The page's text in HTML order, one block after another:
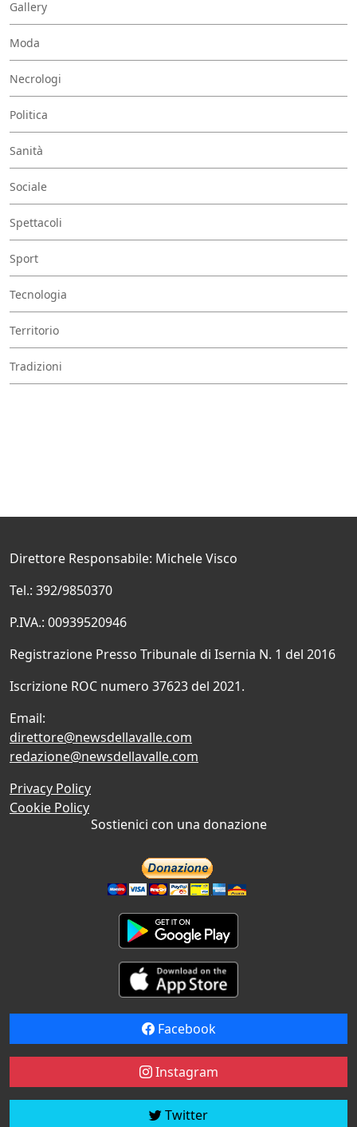
Gallery
Moda
Necrologi
Politica
Sanità
Sociale
Spettacoli
Sport
Tecnologia
Territorio
Tradizioni
Direttore Responsabile: Michele Visco
Tel.: 392/9850370
P.IVA.: 00939520946
Registrazione Presso Tribunale di Isernia N. 1 del 2016
Iscrizione ROC numero 37623 del 2021.
Email:
direttore@newsdellavalle.com
redazione@newsdellavalle.com
Privacy Policy
Cookie Policy
Sostienici con una donazione
Facebook
Instagram
Twitter